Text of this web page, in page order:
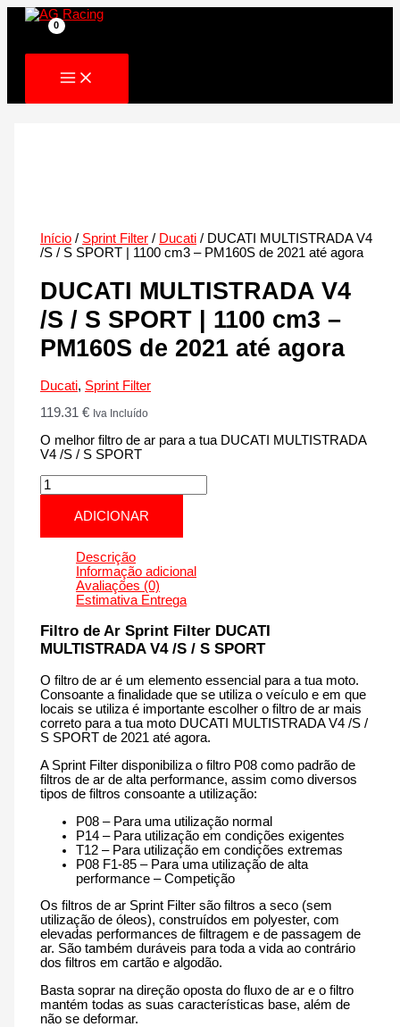
Skip
Início / Sprint Filter / Ducati / DUCATI MULTISTRADA V4
/S / S SPORT | 1100 cm3 – PM160S de 2021 até agora
DUCATI MULTISTRADA V4
/S / S SPORT | 1100 cm3 –
PM160S de 2021 até agora
Ducati, Sprint Filter
119.31€ Iva Incluído
O melhor filtro de ar para a tua DUCATI MULTISTRADA
V4 /S / S SPORT
Quantidade
de
DUCATI
MULTISTRADA
V4
SPORT
1100
cm3
-
de
2021
até
agora
ADICIONAR
Descrição
Informação adicional
Avaliações (0)
Estimativa Entrega
Filtro de Ar Sprint Filter DUCATI
MULTISTRADA V4 /S / S SPORT
O filtro de ar é um elemento essencial para a tua moto.
Consoante a finalidade que se utiliza o veículo e em que
locais se utiliza é importante escolher o filtro de ar mais
correto para a tua moto DUCATI MULTISTRADA V4 /S /
S SPORT de 2021 até agora.
A Sprint Filter disponibiliza o filtro P08 como padrão de
filtros de ar de alta performance, assim como diversos
tipos de filtros consoante a utilização:
P08 – Para uma utilização normal
P14 – Para utilização em condições exigentes
T12 – Para utilização em condições extremas
P08 F1-85 – Para uma utilização de alta
performance – Competição
Os filtros de ar Sprint Filter são filtros a seco (sem
utilização de óleos), construídos em polyester, com
elevadas performances de filtragem e de passagem de
ar. São também duráveis para toda a vida ao contrário
dos filtros em cartão e algodão.
Basta soprar na direção oposta do fluxo de ar e o filtro
mantém todas as suas características base, além de
não se deformar.